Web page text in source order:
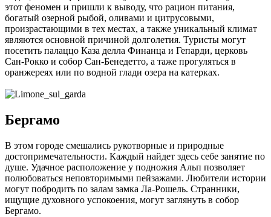
этот феномен и пришли к выводу, что рацион питания,
богатый озерной рыбой, оливами и цитрусовыми,
произрастающими в тех местах, а также уникальный климат
являются основной причиной долголетия. Туристы могут
посетить палаццо Каза делла Финанца и Гепарди, церковь
Сан-Рокко и собор Сан-Бенедетто, а таже прогуляться в
оранжереях или по водной глади озера на катерках.
Бергамо
В этом городе смешались рукотворные и природные
достопримечательности. Каждый найдет здесь себе занятие по
душе. Удачное расположение у подножия Альп позволяет
полюбоваться неповторимыми пейзажами. Любители истории
могут побродить по залам замка Ла-Рошель. Странники,
ищущие духовного успокоения, могут заглянуть в собор
Бергамо.